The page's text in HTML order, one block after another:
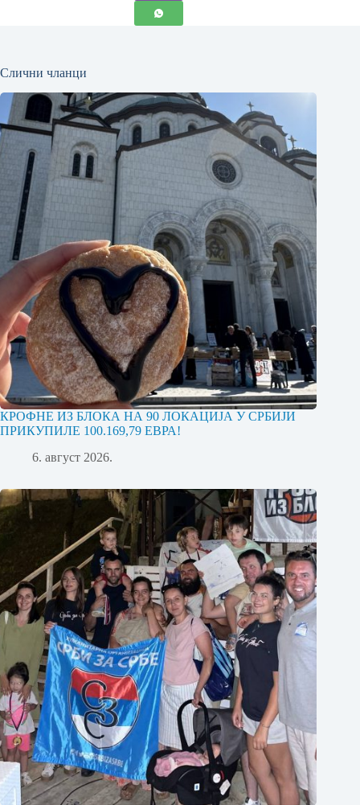
Слични чланци
КРОФНЕ ИЗ БЛОКА НА 90 ЛОКАЦИЈА У СРБИЈИ
ПРИКУПИЛЕ 100.169,79 ЕВРА!
6. август 2026.